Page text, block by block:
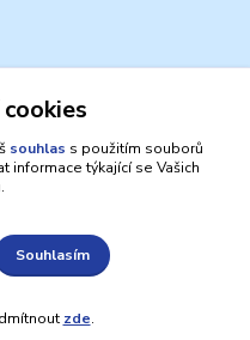
rychle.cz
souhlas s použitím souborů
informace týkající se Vašich
Souhlasím
zde.